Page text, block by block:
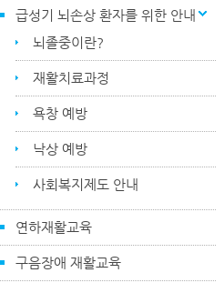
급성기 뇌손상 환자를 위한 안내
뇌졸중이란?
재활치료과정
욕창 예방
낙상 예방
사회복지제도 안내
연하재활교육
구음장애 재활교육